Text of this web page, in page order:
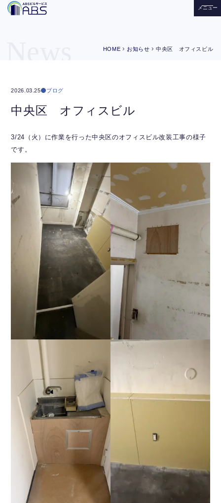
メニュー
HOME chevron_right お知らせ chevron_right中央区 オフィスビル
2026.03.25 ブログ
中央区 オフィスビル
3/24（火）に作業を行った中央区のオフィスビル改装工事の様子
です。